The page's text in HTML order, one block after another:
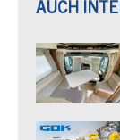
AUCH